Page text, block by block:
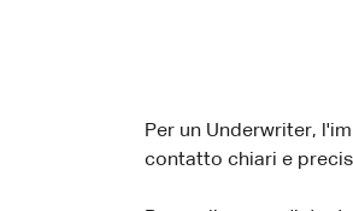
Per un Underwriter,
contatto chiari e